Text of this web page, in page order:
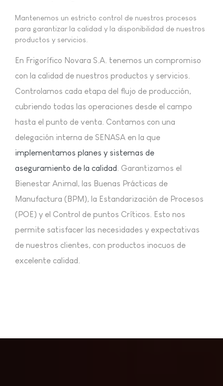
Mantenemos un estricto control de nuestros procesos
para garantizar la calidad y la disponibilidad de nuestros
productos y servicios.
En Frigorífico Novara S.A. tenemos un compromiso
con la calidad de nuestros productos y servicios.
Controlamos cada etapa del flujo de producción,
cubriendo todas las operaciones desde el campo
hasta el punto de venta. Contamos con una
delegación interna de SENASA en la que
implementamos planes y sistemas de
aseguramiento de la calidad. Garantizamos el
Bienestar Animal, las Buenas Prácticas de
Manufactura (BPM), la Estandarización de Procesos
(POE) y el Control de puntos Críticos. Esto nos
permite satisfacer las necesidades y expectativas
de nuestros clientes, con productos inocuos de
excelente calidad.